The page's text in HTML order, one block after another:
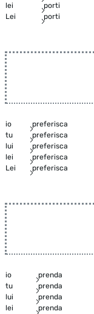
lei
porti
Lei
porti
io preferisca
tu
preferisca
lui
preferisca
lei
preferisca
Lei
preferisca
io prenda
tu
prenda
lui
prenda
lei
prenda